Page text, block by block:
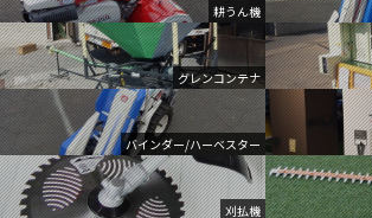
耕うん機
グレンコンテナ
バインダー/ハーベスター
刈払機